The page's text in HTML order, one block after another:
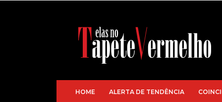
HOME ALERTA DE TENDÊNCIA